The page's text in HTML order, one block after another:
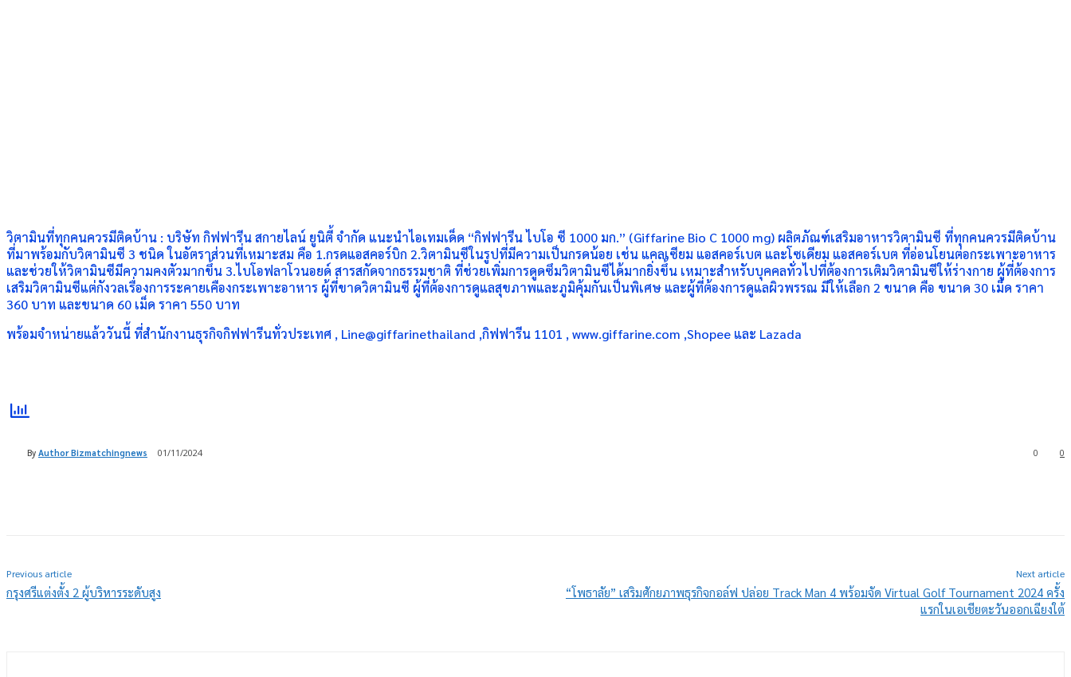
วิตามินที่ทุกคนควรมีติดบ้าน : บริษัท กิฟฟารีน สกายไลน์ ยูนิตี้ จำกัด แนะนำไอเทมเด็ด “กิฟฟารีน ไบโอ ซี 1000 มก.” (Giffarine Bio C 1000 mg) ผลิตภัณฑ์เสริมอาหารวิตามินซี ที่ทุกคนควรมีติดบ้าน
ที่มาพร้อมกับวิตามินซี 3 ชนิด ในอัตราส่วนที่เหมาะสม คือ 1.กรดแอสคอร์บิก 2.วิตามินซีในรูปที่มีความเป็นกรดน้อย เช่น แคลเซียม แอสคอร์เบต และโซเดียม แอสคอร์เบต ที่อ่อนโยนต่อกระเพาะอาหาร
และช่วยให้วิตามินซีมีความคงตัวมากขึ้น 3.ไบโอฟลาโวนอยด์ สารสกัดจากธรรมชาติ ที่ช่วยเพิ่มการดูดซึมวิตามินซีได้มากยิ่งขึ้น เหมาะสำหรับบุคคลทั่วไปที่ต้องการเติมวิตามินซีให้ร่างกาย ผู้ที่ต้องการ
เสริมวิตามินซีแต่กังวลเรื่องการระคายเคืองกระเพาะอาหาร ผู้ที่ขาดวิตามินซี ผู้ที่ต้องการดูแลสุขภาพและภูมิคุ้มกันเป็นพิเศษ และผู้ที่ต้องการดูแลผิวพรรณ มีให้เลือก 2 ขนาด คือ ขนาด 30 เม็ด ราคา
360 บาท และขนาด 60 เม็ด ราคา 550 บาท
พร้อมจำหน่ายแล้ววันนี้ ที่สำนักงานธุรกิจกิฟฟารีนทั่วประเทศ , Line@giffarinethailand ,กิฟฟารีน 1101 , www.giffarine.com ,Shopee และ Lazada
By Author Bizmatchingnews 01/11/2024 0
0
Previous article
กรุงศรีแต่งตั้ง 2 ผู้บริหารระดับสูง
Next article
“โพธาลัย” เสริมศักยภาพธุรกิจกอล์ฟ ปล่อย Track Man 4 พร้อมจัด Virtual Golf Tournament 2024 ครั้ง
แรกในเอเชียตะวันออกเฉียงใต้